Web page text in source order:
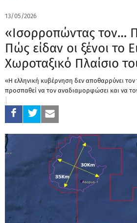
13/05/2026
«Ισορροπώντας τον…
Πώς είδαν οι ξένοι το
Χωροταξικό Πλαίσιο
«Η ελληνική κυβέρνηση δεν αποθαρρύνει
προσπαθεί να τον αναδιαμορφώσει και να